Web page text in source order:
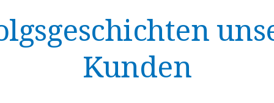
Kunden